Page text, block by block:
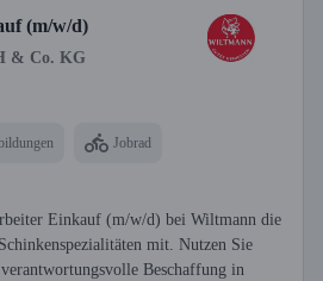
(m/w/d)
& Co. KG
Jobrad
Einkauf (m/w/d) bei Wiltmann die
mit. Nutzen Sie
Beschaffung in